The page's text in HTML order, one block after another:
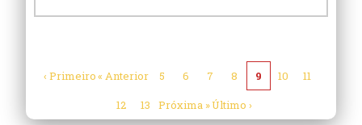
‹ Primeiro« Anterior 5 6 7 8 9 10
11
12
13 Próxima »Último ›